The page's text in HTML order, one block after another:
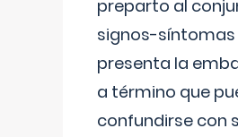
preparto al
signos-síntomas
presenta la
a término que
confundirse con